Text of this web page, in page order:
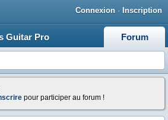
Connexion · Inscription
Guitar Pro Forum
pour participer au forum !